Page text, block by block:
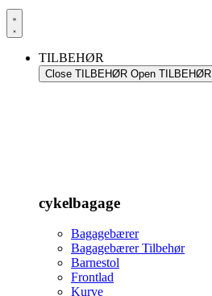
TILBEHØR
Close TILBEHØR Open TILBEHØR
cykelbagage
Bagagebærer
Bagagebærer Tilbehør
Barnestol
Frontlad
Kurve